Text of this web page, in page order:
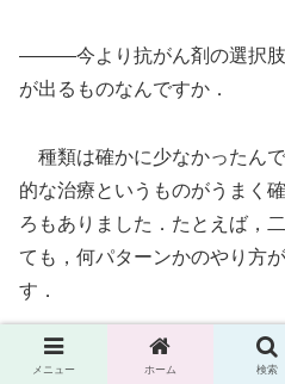
―――今より抗がん剤の選択肢
が出るものなんですか．
種類は確かに少なかったん
的な治療というものがうまく
ろもありました．たとえば，
ても，何パターンかのやり方
す．
―――今は大規模な統計によっ
メニュー ホーム 検索